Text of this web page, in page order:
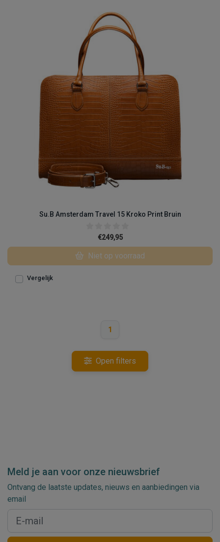
Su.B Amsterdam Travel 15 Kroko Print Bruin
€249,95
Niet op voorraad
Vergelijk
1
Open filters
Meld je aan voor onze nieuwsbrief
Ontvang de laatste updates, nieuws en aanbiedingen via
email